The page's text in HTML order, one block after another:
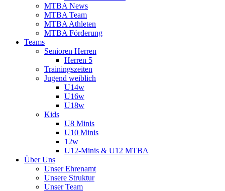
MTBA News
MTBA Team
MTBA Athleten
MTBA Förderung
Teams
Senioren Herren
Herren 5
Trainingszeiten
Jugend weiblich
U14w
U16w
U18w
Kids
U8 Minis
U10 Minis
12w
U12-Minis & U12 MTBA
Über Uns
Unser Ehrenamt
Unsere Struktur
Unser Team